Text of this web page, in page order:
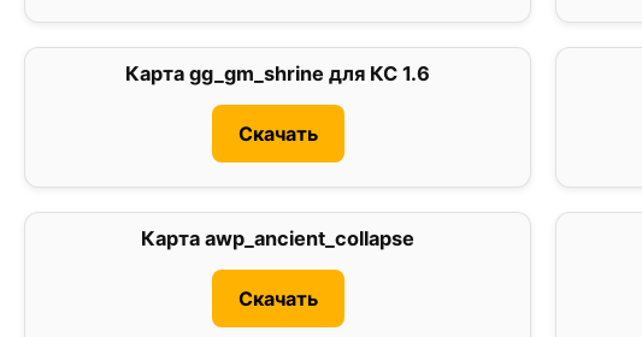
Карта gg_gm_shrine для КС 1.6
Скачать
Карта awp_ancient_collapse
Скачать